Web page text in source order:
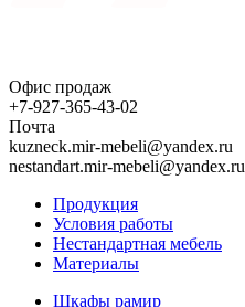
Офис продаж
+7-927-365-43-02
Почта
kuzneck.mir-mebeli@yandex.ru
nestandart.mir-mebeli@yandex.ru
Продукция
Условия работы
Нестандартная мебель
Материалы
Шкафы рамир